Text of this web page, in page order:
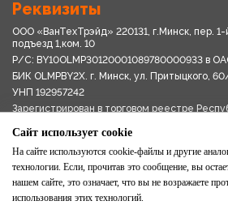
Реквизиты
ООО «ВанТехТрэйд» 220131, г.Минск, пер.
подъезд 1,ком. 10
Р/С: BY10OLMP30120001089780000933 в
БИК OLMPBY2X. г. Минск, ул. Притыцкого,
УНП 192957242
Зарегистрирован в торговом реестре
Свидетельство о регистрации №
Мингориспоплком
Политика обработки персональных
Положение о системе
Политика в отношении обработки
Сайт использует cookie
На сайте используются cookie-файлы и другие
технологии. Если, прочитав это сообщение, вы
нашем сайте, это означает, что вы не возражаете
использования этих технологий.